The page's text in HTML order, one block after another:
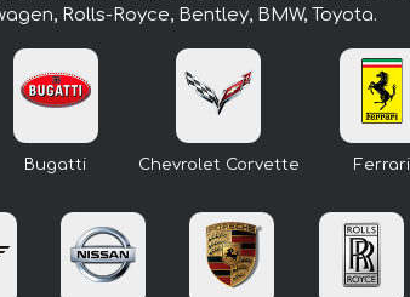
Rolls-Royce, Bentley, BMW, Toyota.
Bugatti Chevrolet Corvette Ferrari